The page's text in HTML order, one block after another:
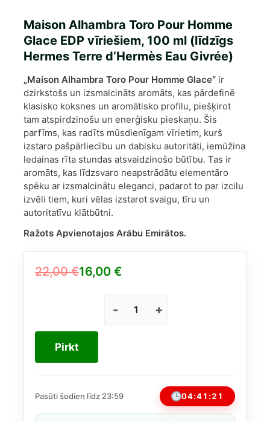
Maison Alhambra Toro Pour Homme
Glace EDP vīriešiem, 100 ml (līdzīgs
Hermes Terre d’Hermès Eau Givrée)
„Maison Alhambra Toro Pour Homme Glace“ ir
dzirkstošs un izsmalcināts aromāts, kas pārdefinē
klasisko koksnes un aromātisko profilu, piešķirot
tam atspirdzinošu un enerģisku pieskaņu. Šis
parfīms, kas radīts mūsdienīgam vīrietim, kurš
izstaro pašpārliecību un dabisku autoritāti, iemūžina
ledainas rīta stundas atsvaidzinošo būtību. Tas ir
aromāts, kas līdzsvaro neapstrādātu elementāro
spēku ar izsmalcinātu eleganci, padarot to par izcilu
izvēli tiem, kuri vēlas izstarot svaigu, tīru un
autoritatīvu klātbūtni.
Ražots Apvienotajos Arābu Emirātos.
22,00€
Original
22,00 €.
16,00 €
Current
16,00 €.
Maison
vīriešiem,
Pirkt
Pasūti šodien līdz 23:59 04:41:21